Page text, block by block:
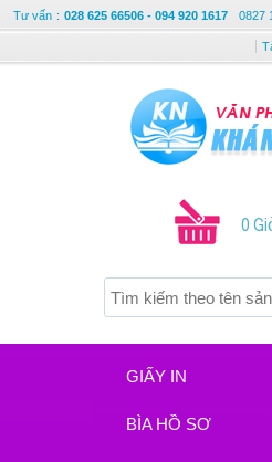
Tư vấn : 028 625 66506 - 094 920 1617 0827
0
GIẤY IN
BÌA HỒ SƠ